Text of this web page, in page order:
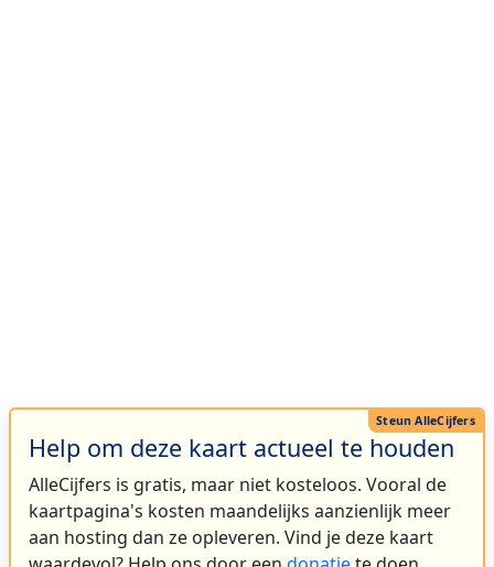
Help om deze kaart actueel te houden
AlleCijfers is gratis, maar niet kosteloos. Vooral de
kaartpagina's kosten maandelijks aanzienlijk meer
aan hosting dan ze opleveren. Vind je deze kaart